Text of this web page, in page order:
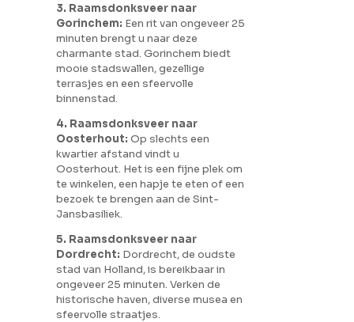
3. Raamsdonksveer naar
Gorinchem: Een rit van ongeveer 25
minuten brengt u naar deze
charmante stad. Gorinchem biedt
mooie stadswallen, gezellige
terrasjes en een sfeervolle
binnenstad.
4. Raamsdonksveer naar
Oosterhout: Op slechts een
kwartier afstand vindt u
Oosterhout. Het is een fijne plek om
te winkelen, een hapje te eten of een
bezoek te brengen aan de Sint-
Jansbasiliek.
5. Raamsdonksveer naar
Dordrecht: Dordrecht, de oudste
stad van Holland, is bereikbaar in
ongeveer 25 minuten. Verken de
historische haven, diverse musea en
sfeervolle straatjes.